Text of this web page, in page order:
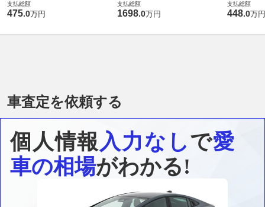
支払総額
475.0万円
支払総額
1698.0万円
支払総額
448.0万円
車査定を依頼する
個人情報入力なしで愛
車の相場がわかる!